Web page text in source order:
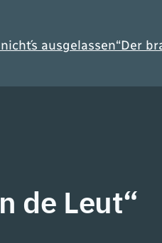
ausgelassen“Der
de Leut“